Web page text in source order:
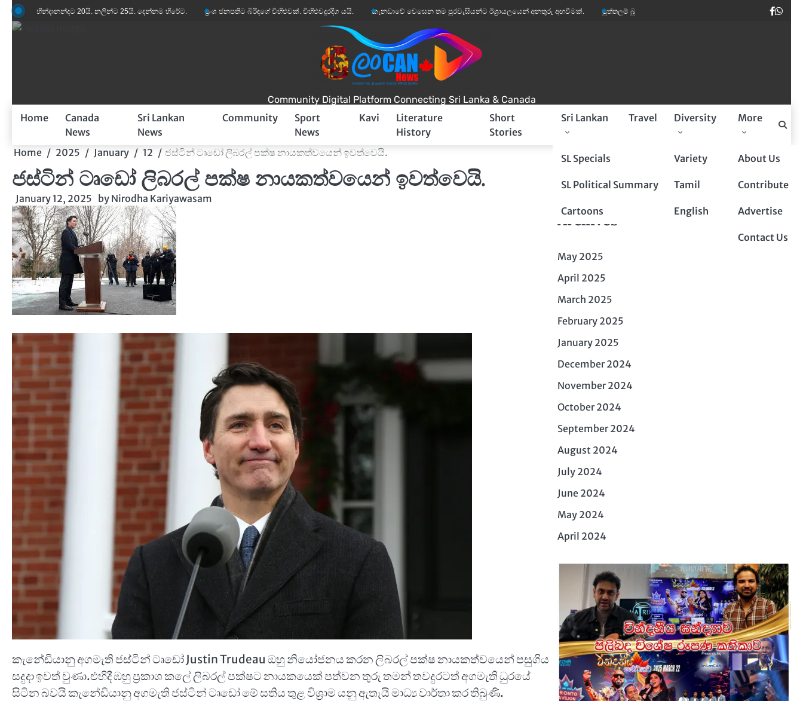
Skip
to
20යි. නලින්ට 25යි. දෙන්නම හිරේට. ප්‍රංශ ජනපතිට බිරිඳගේ විහිළුවක්. විහිළුවදුරදිග යයි. කැනඩාවේ වෙසෙන තම පුරවැසියන්ට ඊශ්‍රායලයෙන් අනතුරු අඟවීමක්. පුත්තලම් බූරුවන් ඉතාලියේ මාර ඩිමාන්ඩ්. කවි ලොව පෙරළියක් කළ
Community Digital Platform Connecting Sri Lanka & Canada
Home
Canada
News
Sri Lankan
News
Community
Sport
News
Kavi
Literature
History
Short
Stories
Sri Lankan
SL Specials
SL Political Summary
Cartoons
Travel Diversity
Variety
Tamil
English
More
About Us
Contribute
Advertise
Contact Us
Home 2025 January 12 ජස්ටින් ටෘඩෝ ලිබරල් පක්ෂ නායකත්වයෙන් ඉවත්වෙයි.
ජස්ටින් ටෘඩෝ ලිබරල් පක්ෂ නායකත්වයෙන් ඉවත්වෙයි.
January 12, 2025 by Nirodha Kariyawasam
කැනේඩියානු අගමැති ජස්ටින් ටෘඩෝ Justin Trudeau ඔහු නියෝජනය කරන ලිබරල් පක්ෂ නායකත්වයෙන් පසුගිය
සදුදා ඉවත් වුණා.එහිදී ඹහු ප්‍රකාශ කලේ ලිබරල් පක්ෂට නායකයෙක් පත්වන තුරු තමන් තවදුරටත් අගමැති ධුරයේ
සිටින බවයි කැනේඩියානු අගමැති ජස්ටින් ටෘඩෝ මේ සතිය තුළ විශ්‍රාම යනු ඇතැයි මාධ්‍ය වාර්තා කර තිබුණි.
Sponsored By
Archives
May 2025
April 2025
March 2025
February 2025
January 2025
December 2024
November 2024
October 2024
September 2024
August 2024
July 2024
June 2024
May 2024
April 2024